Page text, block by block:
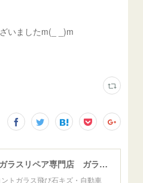
いましたm(_ _)m
ウインドガラスリペア専門店 ガラスリペア・ヨシダ グラスウェルドジャパン 正規施工店 小松市
トガラス飛び石キズ・自動車